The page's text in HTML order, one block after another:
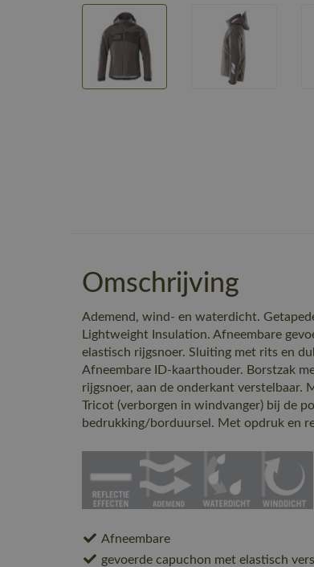
Omschrijving
Ademend, wind- en waterdicht.
Lightweight Insulation. Afneembare
elastisch rijgsnoer. Sluiting met rits en
Afneembare ID-kaarthouder. Borstzak
rijgsnoer, aan de onderkant
Tricot (verborgen in windvanger) bij de
bedrukking/borduursel. Met opdruk en
Afneembare
gevoerde capuchon met elastisch